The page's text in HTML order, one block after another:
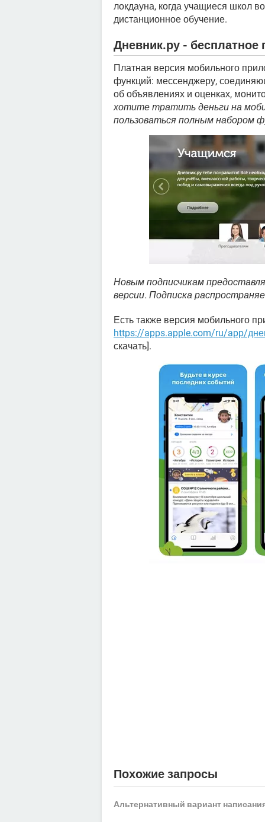
локдауна, когда учащиеся школ
дистанционное обучение.
Дневник.ру -
Платная версия мобильного
функций: мессенджеру,
об объявлениях и оценках,
хотите тратить деньги на
пользоваться полным набором
Новым подписчикам
версии. Подписка
Есть также версия мобильного
https://apps.apple.com/ru/app/
скачать].
Похожие запросы
Альтернативный вариант